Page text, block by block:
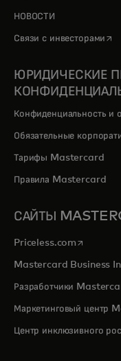
НОВОСТИ
Связи с инвесторами
ЮРИДИЧЕСКИЕ
Конфиденциальность и
Обязательные
Тарифы Mastercard
Правила Mastercard
САЙТЫ
Priceless.com opens in
Mastercard Business
Разработчики
Маркетинговый центр
Центр инклюзивного